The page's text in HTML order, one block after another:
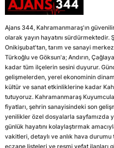
Ajans 344, Kahramanmaraş'ın
olarak yayın hayatını
Onikişubat'tan, tarım ve sanayi
Türkoğlu ve Göksun'a; Andırın,
kadar tüm ilçelerin sesini duyurur.
gelişmelerden, yerel ekonominin
kültür ve sanat etkinliklerine kadar
tutuyoruz. Kahramanmaraş
fiyatları, şehrin sanayisindeki son
yenilikler özel dosyalarla sayfamızda
günlük hayatını kolaylaştırmak
vakitleri, detaylı ve anlık hava
eczane listeleri ve resmi vefat ilanları